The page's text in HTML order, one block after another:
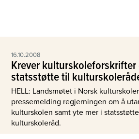
16.10.2008
Krever kulturskoleforskrifter
statsstøtte til
HELL: Landsmøtet i Norsk
pressemelding regjerningen om å
kulturskolen samt yte mer i
kulturskoleråd.